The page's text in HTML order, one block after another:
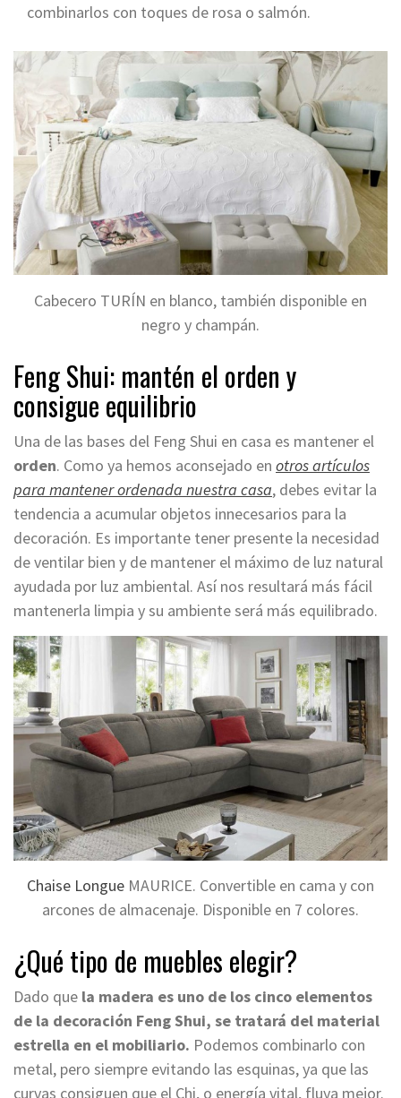
combinarlos con toques de rosa o salmón.
Cabecero TURÍN en blanco, también disponible en
negro y champán.
Feng Shui: mantén el orden y
consigue equilibrio
Una de las bases del Feng Shui en casa es mantener el
orden. Como ya hemos aconsejado en otros artículos
para mantener ordenada nuestra casa, debes evitar la
tendencia a acumular objetos innecesarios para la
decoración. Es importante tener presente la necesidad
de ventilar bien y de mantener el máximo de luz natural
ayudada por luz ambiental. Así nos resultará más fácil
mantenerla limpia y su ambiente será más equilibrado.
Chaise Longue MAURICE. Convertible en cama y con
arcones de almacenaje. Disponible en 7 colores.
¿Qué tipo de muebles elegir?
Dado que la madera es uno de los cinco elementos
de la decoración Feng Shui, se tratará del material
estrella en el mobiliario. Podemos combinarlo con
metal, pero siempre evitando las esquinas, ya que las
curvas consiguen que el Chi, o energía vital, fluya mejor.